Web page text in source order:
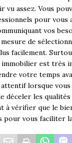
vu assez. Vous
pour vous
vos
de
facilement.
immobilier est très
votre temps
attentif lorsque
déceler les
à vérifier que le
pour vous faciliter